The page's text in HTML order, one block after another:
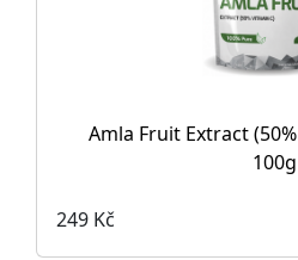
Amla Fruit Extract
100g
249 Kč